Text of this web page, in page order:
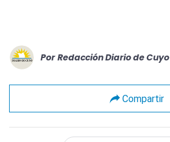
Por Redacción Diario de Cuyo
Compartir